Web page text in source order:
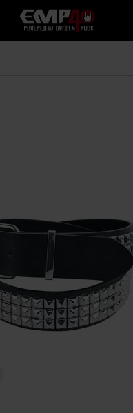
EMP
-
Musik,